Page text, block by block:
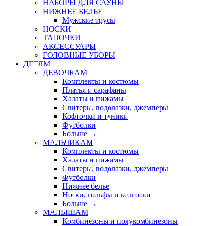
НАБОРЫ ДЛЯ САУНЫ
НИЖНЕЕ БЕЛЬЕ
Мужские трусы
НОСКИ
ТАПОЧКИ
АКСЕССУАРЫ
ГОЛОВНЫЕ УБОРЫ
ДЕТЯМ
ДЕВОЧКАМ
Комплекты и костюмы
Платья и сарафаны
Халаты и пижамы
Свитеры, водолазки, джемперы
Кофточки и туники
Футболки
Больше →
МАЛЬЧИКАМ
Комплекты и костюмы
Халаты и пижамы
Свитеры, водолазки, джемперы
Футболки
Нижнее белье
Носки, гольфы и колготки
Больше →
МАЛЫШАМ
Комбинезоны и полукомбинезоны